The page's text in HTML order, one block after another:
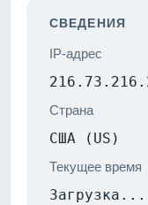
СВЕДЕНИЯ
IP-адрес
Страна
США (US)
Текущее время
Загрузка...